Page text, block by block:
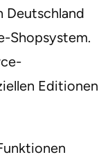
Deutschland
Shopsystem.
Editionen